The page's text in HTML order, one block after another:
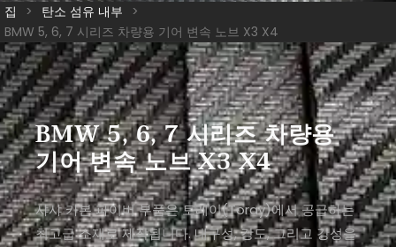
집 > 탄소 섬유 내부
>
BMW 5, 6, 7 시리즈 차량용 기어 변속 노브 X3 X4
BMW 5, 6, 7 시리즈 차량용
기어 변속 노브 X3 X4
샤샤 카본 파이버 부품은 토레이(Toray)에서 공급하는
최고급 소재로 제작됩니다. 내구성, 강도, 그리고 강성을